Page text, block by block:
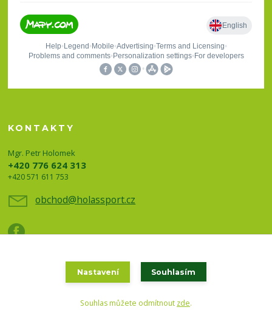
KONTAKTY
Mgr. Petr Holomek
+420 776 624 313
+420 571 611 753
obchod@holassport.cz
Vytvořeno na
Eshop-rychle.cz
Nastavení Souhlasím
Souhlas můžete odmítnout zde.